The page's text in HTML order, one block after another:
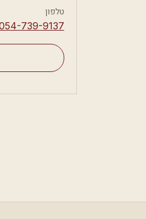
טלפון
739-9137⁩